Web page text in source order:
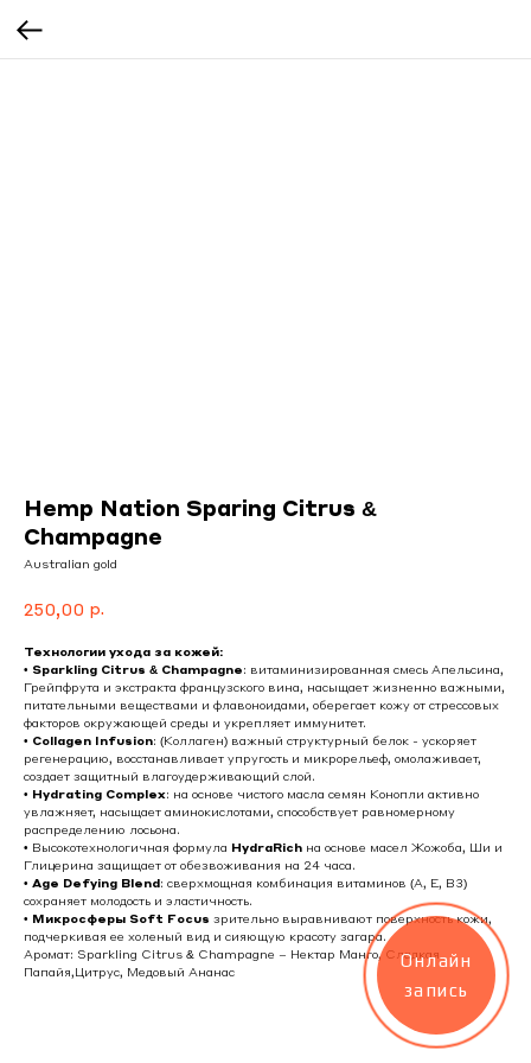
Hemp Nation Sparing Citrus &
Champagne
Australian gold
250,00 р.
Технологии ухода за кожей:
• Sparkling Citrus & Champagne: витаминизированная смесь Апельсина,
Грейпфрута и экстракта французского вина, насыщает жизненно важными,
питательными веществами и флавоноидами, оберегает кожу от стрессовых
факторов окружающей среды и укрепляет иммунитет.
• Collagen Infusion: (Коллаген) важный структурный белок - ускоряет
регенерацию, восстанавливает упругость и микрорельеф, омолаживает,
создает защитный влагоудерживающий слой.
• Hydrating Complex: на основе чистого масла семян Конопли активно
увлажняет, насыщает аминокислотами, способствует равномерному
распределению лосьона.
• Высокотехнологичная формула HydraRich на основе масел Жожоба, Ши и
Глицерина защищает от обезвоживания на 24 часа.
• Age Defying Blend: сверхмощная комбинация витаминов (А, Е, В3)
сохраняет молодость и эластичность.
• Микросферы Soft Focus зрительно выравнивают поверхность кожи,
подчеркивая ее холеный вид и сияющую красоту загара.
Аромат: Sparkling Citrus & Champagne – Нектар Манго, Сладкая
Папайя,Цитрус, Медовый Ананас
Онлайн
запись